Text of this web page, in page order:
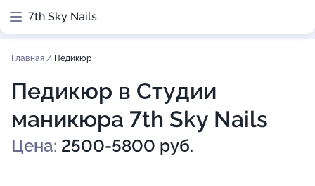
7th Sky Nails
Главная / Педикюр
Педикюр в Студии
маникюра 7th Sky Nails
Цена: 2500-5800 руб.